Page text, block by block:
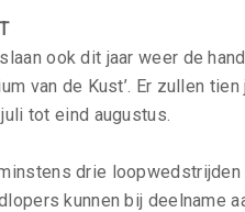
ook dit jaar weer de
van de Kust’. Er zullen
tot eind augustus.
drie
kunnen bij deelname